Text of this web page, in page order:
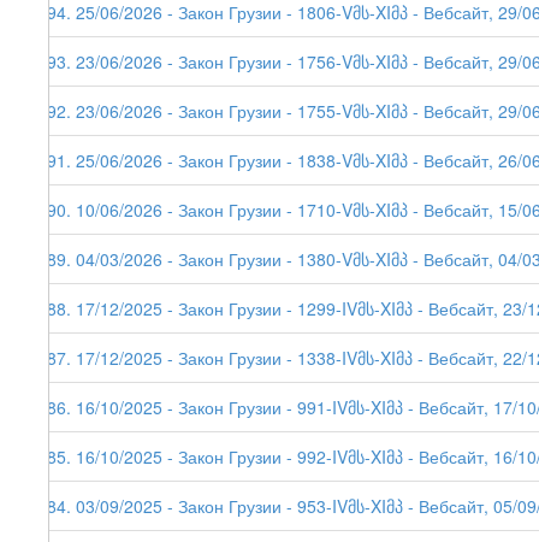
294. 25/06/2026 - Закон Грузии - 1806-Vმს-XIმპ - Вебсайт,
293. 23/06/2026 - Закон Грузии - 1756-Vმს-XIმპ - Вебсайт, 29/
292. 23/06/2026 - Закон Грузии - 1755-Vმს-XIმპ - Вебсайт, 29/
291. 25/06/2026 - Закон Грузии - 1838-Vმს-XIმპ - Вебсайт, 26/
290. 10/06/2026 - Закон Грузии - 1710-Vმს-XIმპ - Вебсайт, 15/
289. 04/03/2026 - Закон Грузии - 1380-Vმს-XIმპ - Вебсайт,
288. 17/12/2025 - Закон Грузии - 1299-IVმს-XIმპ - Вебсайт, 23/
287. 17/12/2025 - Закон Грузии - 1338-IVმს-XIმპ - Вебсайт, 22/
286. 16/10/2025 - Закон Грузии - 991-IVმს-XIმპ - Вебсайт, 17/
285. 16/10/2025 - Закон Грузии - 992-IVმს-XIმპ - Вебсайт, 16/
284. 03/09/2025 - Закон Грузии - 953-IVმს-XIმპ - Вебсайт, 05/